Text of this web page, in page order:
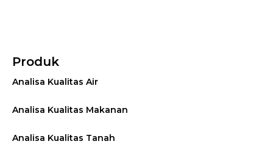
Produk
Analisa Kualitas Air
Analisa Kualitas Makanan
Analisa Kualitas Tanah